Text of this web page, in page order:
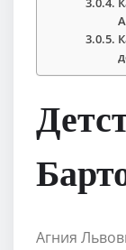
Агния